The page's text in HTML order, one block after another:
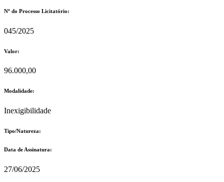
Nº do Processo Licitatório:
045/2025
Valor:
96.000,00
Modalidade:
Inexigibilidade
Tipo/Natureza:
Data de Assinatura:
27/06/2025